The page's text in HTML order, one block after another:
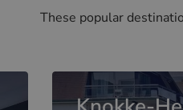
These popular